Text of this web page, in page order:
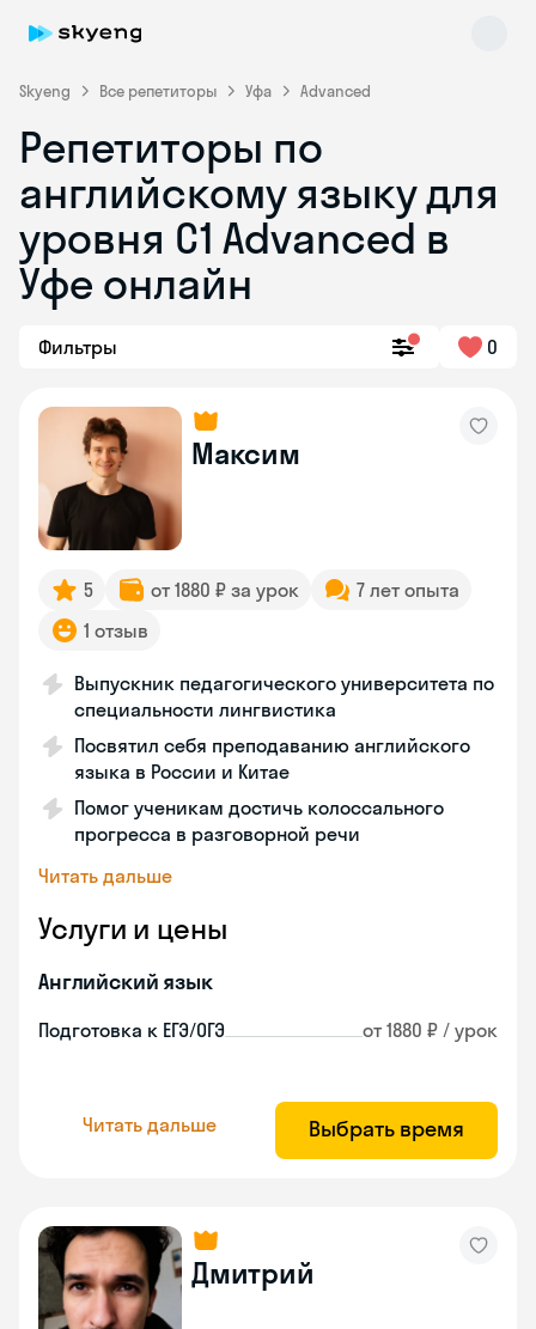
Skyeng Все репетиторы Уфа Advanced
Репетиторы по
английскому языку для
уровня C1 Advanced в
Уфе онлайн
Фильтры 0
Максим
5 от 1880 ₽ за урок
7 лет опыта
1 отзыв
Выпускник педагогического университета по
специальности лингвистика
Посвятил себя преподаванию английского
языка в России и Китае
Помог ученикам достичь колоссального
прогресса в разговорной речи
Читать дальше
Услуги и цены
Английский язык
Подготовка к ЕГЭ/ОГЭ от 1880 ₽ / урок
Читать дальше Выбрать время
Дмитрий